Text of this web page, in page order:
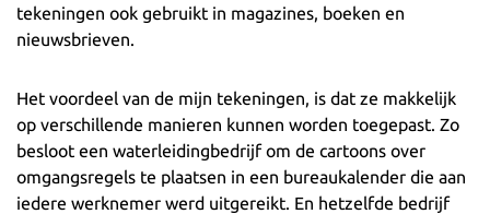
tekeningen ook gebruikt in magazines, boeken en
nieuwsbrieven.
Het voordeel van de mijn tekeningen, is dat ze makkelijk
op verschillende manieren kunnen worden toegepast. Zo
besloot een waterleidingbedrijf om de cartoons over
omgangsregels te plaatsen in een bureaukalender die aan
iedere werknemer werd uitgereikt. En hetzelfde bedrijf